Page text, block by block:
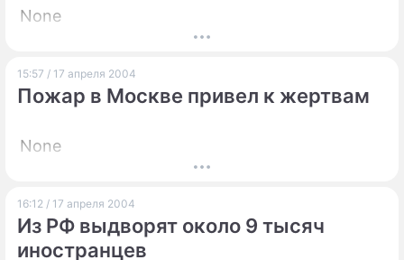
None
15:57 / 17 апреля 2004
Пожар в Москве привел к жертвам
None
16:12 / 17 апреля 2004
Из РФ выдворят около 9 тысяч
иностранцев